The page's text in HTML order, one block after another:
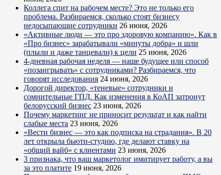
Коллега спит на рабочем месте? Это не только его
проблема. Разбираемся, сколько стоят бизнесу
недосыпающие сотрудники 26 июня, 2026
«Активные люди — это про здоровую компанию». Как в
«Про бизнес» зарабатывали «минуты добра» и шли
(плыли и даже танцевали) к цели 25 июня, 2026
4-дневная рабочая неделя — наше будущее или способ
«позаигрывать» с сотрудниками? Разбираемся, что
говорят исследования 24 июня, 2026
Дорогой директор, «теневые» сотрудники и
сомнительные ГПД. Как изменения в КоАП затронут
белорусский бизнес 23 июня, 2026
Почему маркетинг не приносит результат и как найти
слабые места 23 июня, 2026
«Вести бизнес — это как подписка на страдания». В 20
лет открыла бьюти-студию, где делают ставку на
«общий вайб» с клиентами 23 июня, 2026
3 признака, что ваш маркетолог имитирует работу, а вы
за это платите 19 июня, 2026